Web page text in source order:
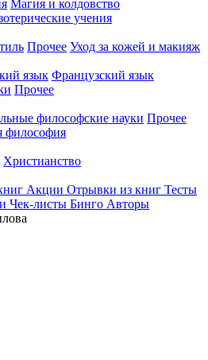
Магия и колдовство
учения
Прочее Уход за кожей и макияж
язык Французский язык
Прочее
философские науки Прочее
философия
Христианство
Акции Отрывки из книг Тесты
Чек-листы Бинго Авторы